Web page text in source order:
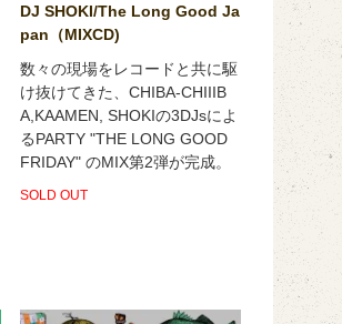
DJ SHOKI/The Long Good Ja
pan（MIXCD)
数々の現場をレコードと共に駆
け抜けてきた、CHIBA-CHIIIB
A,KAAMEN, SHOKIの3DJsによ
るPARTY "THE LONG GOOD
FRIDAY" のMIX第2弾が完成。
SOLD OUT